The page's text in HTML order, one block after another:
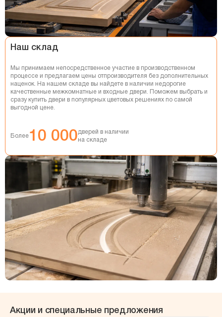
Наш склад
Мы принимаем непосредственное участие в производственном
процессе и предлагаем цены отпроизводителя без дополнительных
наценок. На нашем складе вы найдете в наличии недорогие
качественные межкомнатные и входные двери. Поможем выбрать и
сразу купить двери в популярных цветовых решениях по самой
выгодной цене.
Более10 000дверей в наличии
на складе
Акции и специальные предложения